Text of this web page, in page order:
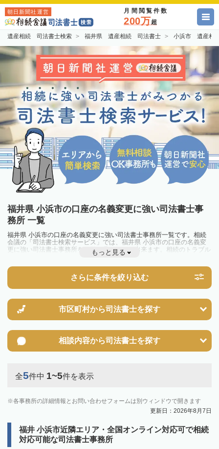
朝日新聞社運営 月間閲覧件数
200万超
遺産相続 司法書士検索 福井県 遺産相続 司法書士 小浜市 遺産相
福井県 小浜市の口座の名義変更に強い司法書士事
務所 一覧
福井県 小浜市の口座の名義変更に強い司法書士事務所一覧です。相続
会議の「司法書士検索サービス」では、福井県 小浜市の口座の名義変
更に強い司法書士事務所を一覧で見ることが出来ます。相続のトラブル
やお悩みを抱えている方は一度近隣の司法書士に相談してみましょう。
もっと見る
さらに条件を絞り込む
市区町村から司法書士を探す
相談内容から司法書士を探す
全5件中 1~5件を表示
各事務所の詳細情報とお問い合わせフォームは別ウィンドウで開きます
更新日：2026年8月7日
福井 小浜市近隣エリア・全国オンライン対応可で相続
対応可能な司法書士事務所